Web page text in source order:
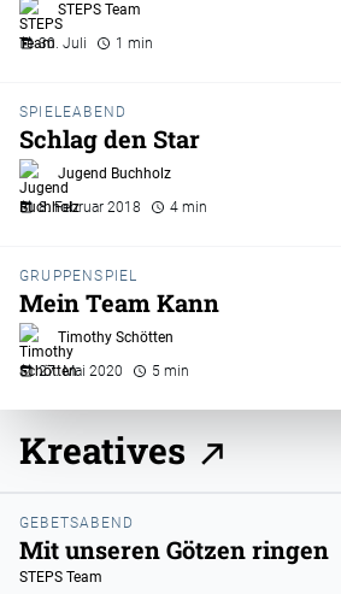
STEPS Team
30. Juli
1 min
SPIELEABEND
Schlag den Star
Jugend Buchholz
8. Februar 2018
4 min
GRUPPENSPIEL
Mein Team Kann
Timothy Schötten
27. Mai 2020
5 min
Kreatives
GEBETSABEND
Mit unseren Götzen ringen
STEPS Team